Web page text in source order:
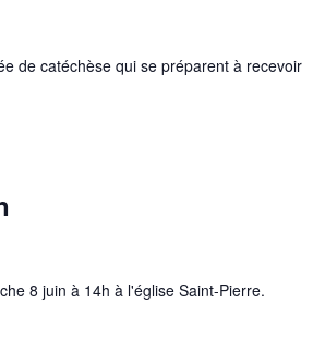
de catéchèse qui se préparent à recevoir
8 juin à 14h à l'église Saint-Pierre.